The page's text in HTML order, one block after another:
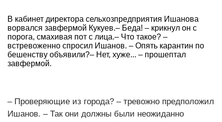
В кабинет директора сельхозпредприятия Ишанова
ворвался завфермой Кукуев.– Беда! – крикнул он с
порога, смахивая пот с лица.– Что такое? –
встревоженно спросил Ишанов. – Опять карантин по
бешенству объявили?– Нет, хуже... – прошептал
завфермой.
– Проверяющие из города? – тревожно предположил
Ишанов. – Так они должны были неожиданно